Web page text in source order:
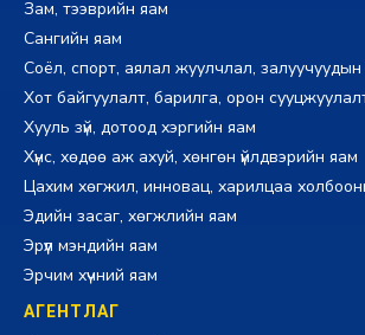
Зам, тээврийн яам
Сангийн яам
Соёл, спорт, аялал жуулчлал,
Хот байгуулалт, барилга, орон
Хууль зүй, дотоод хэргийн яам
Хүнс, хөдөө аж ахуй, хөнгөн үйлдвэрийн яам
Цахим хөгжил, инновац, харилцаа
Эдийн засаг, хөгжлийн яам
Эрүүл мэндийн яам
Эрчим хүчний яам
АГЕНТЛАГ